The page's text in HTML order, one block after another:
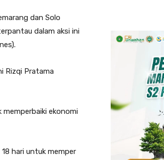
dan Solo
dalam aksi ini
Rizqi Pratama
ekonomi
hari untuk memper